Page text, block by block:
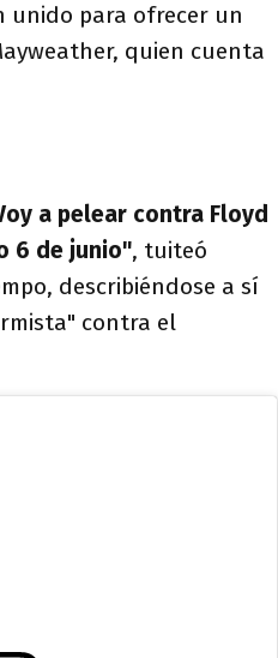
unido para ofrecer un
quien cuenta
a pelear contra Floyd
6 de junio", tuiteó
describiéndose a sí
contra el